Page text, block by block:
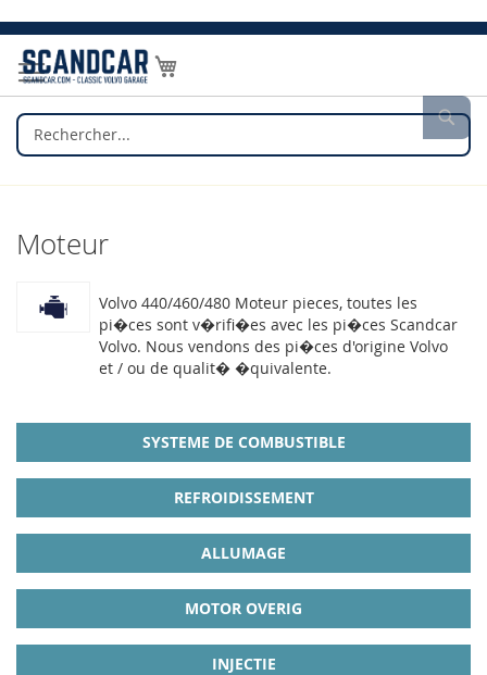
Allez
au
contenu
Mon panier
Moteur
Volvo 440/460/480 Moteur pieces, toutes les
pi�ces sont v�rifi�es avec les pi�ces Scandcar
Volvo. Nous vendons des pi�ces d'origine Volvo
et / ou de qualit� �quivalente.
SYSTEME DE COMBUSTIBLE
REFROIDISSEMENT
ALLUMAGE
MOTOR OVERIG
INJECTIE